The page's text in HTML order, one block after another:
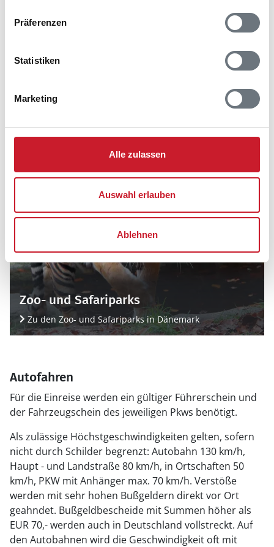
Präferenzen
Statistiken
Marketing
Alle zulassen
Auswahl erlauben
Ablehnen
Freizeitparks
Zoo- und Safariparks
Zu den Zoo- und Safariparks in Dänemark
Autofahren
Für die Einreise werden ein gültiger Führerschein und
der Fahrzeugschein des jeweiligen Pkws benötigt.
Als zulässige Höchstgeschwindigkeiten gelten, sofern
nicht durch Schilder begrenzt: Autobahn 130 km/h,
Haupt - und Landstraße 80 km/h, in Ortschaften 50
km/h, PKW mit Anhänger max. 70 km/h. Verstöße
werden mit sehr hohen Bußgeldern direkt vor Ort
geahndet. Bußgeldbescheide mit Summen höher als
EUR 70,- werden auch in Deutschland vollstreckt. Auf
den Autobahnen wird die Geschwindigkeit oft mit